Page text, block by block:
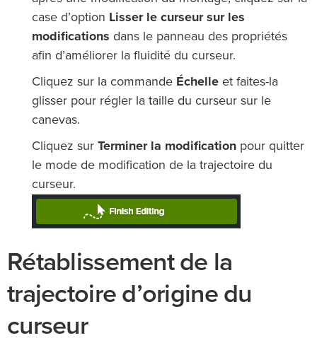
case d’option Lisser le curseur sur les
modifications dans le panneau des propriétés
afin d’améliorer la fluidité du curseur.
Cliquez sur la commande Échelle et faites-la
glisser pour régler la taille du curseur sur le
canevas.
Cliquez sur Terminer la modification pour quitter
le mode de modification de la trajectoire du
curseur.
Rétablissement de la
trajectoire d’origine du
curseur